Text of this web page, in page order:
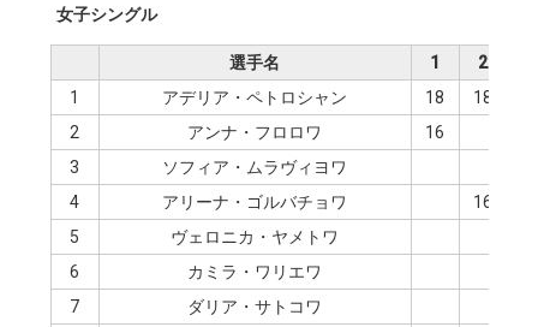
女子シングル
選手名 1 2
1
アデリア・ペトロシャン 18
18
2
アンナ・フロロワ 16
3
ソフィア・ムラヴィヨワ
4
アリーナ・ゴルバチョワ
16
5
ヴェロニカ・ヤメトワ
6
カミラ・ワリエワ
7
ダリア・サトコワ